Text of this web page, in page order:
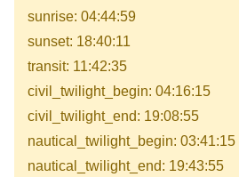
sunrise: 04:44:59
sunset: 18:40:11
transit: 11:42:35
civil_twilight_begin: 04:16:15
civil_twilight_end: 19:08:55
nautical_twilight_begin: 03:41:15
nautical_twilight_end: 19:43:55